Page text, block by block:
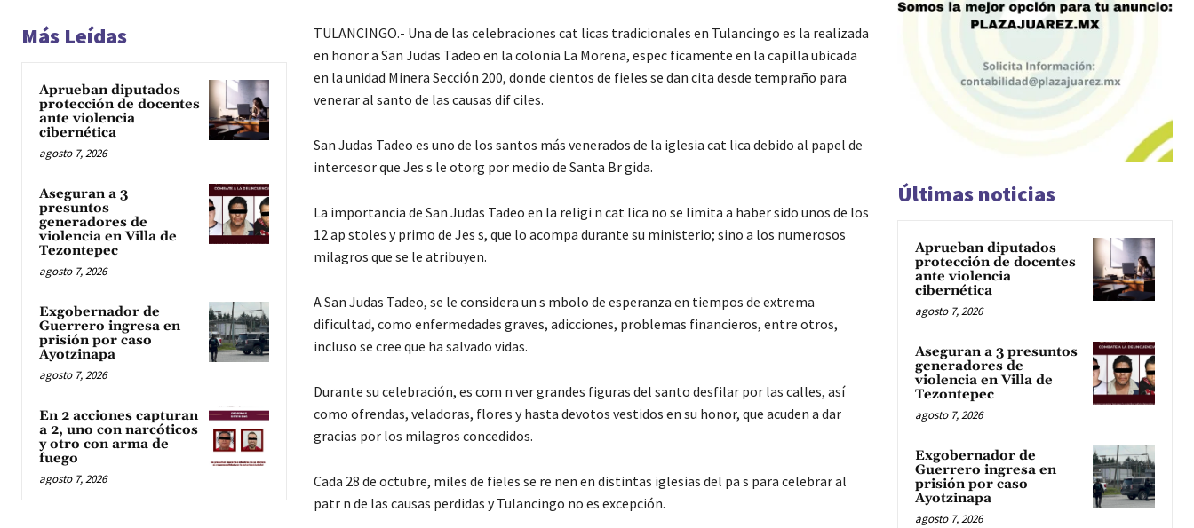
Más Leídas
Aprueban diputados
protección de docentes
ante violencia
cibernética
agosto 7, 2026
Aseguran a 3
presuntos
generadores de
violencia en Villa de
Tezontepec
agosto 7, 2026
Exgobernador de
Guerrero ingresa en
prisión por caso
Ayotzinapa
agosto 7, 2026
En 2 acciones capturan
a 2, uno con narcóticos
y otro con arma de
fuego
agosto 7, 2026
TULANCINGO.- Una de las celebraciones cat licas tradicionales en Tulancingo es la realizada
en honor a San Judas Tadeo en la colonia La Morena, espec ficamente en la capilla ubicada
en la unidad Minera Sección 200, donde cientos de fieles se dan cita desde tempraño para
venerar al santo de las causas dif ciles.
San Judas Tadeo es uno de los santos más venerados de la iglesia cat lica debido al papel de
intercesor que Jes s le otorg por medio de Santa Br gida.
La importancia de San Judas Tadeo en la religi n cat lica no se limita a haber sido unos de los
12 ap stoles y primo de Jes s, que lo acompa durante su ministerio; sino a los numerosos
milagros que se le atribuyen.
A San Judas Tadeo, se le considera un s mbolo de esperanza en tiempos de extrema
dificultad, como enfermedades graves, adicciones, problemas financieros, entre otros,
incluso se cree que ha salvado vidas.
Durante su celebración, es com n ver grandes figuras del santo desfilar por las calles, así
como ofrendas, veladoras, flores y hasta devotos vestidos en su honor, que acuden a dar
gracias por los milagros concedidos.
Cada 28 de octubre, miles de fieles se re nen en distintas iglesias del pa s para celebrar al
patr n de las causas perdidas y Tulancingo no es excepción.
Últimas noticias
Aprueban diputados
protección de docentes
ante violencia
cibernética
agosto 7, 2026
Aseguran a 3 presuntos
generadores de
violencia en Villa de
Tezontepec
agosto 7, 2026
Exgobernador de
Guerrero ingresa en
prisión por caso
Ayotzinapa
agosto 7, 2026